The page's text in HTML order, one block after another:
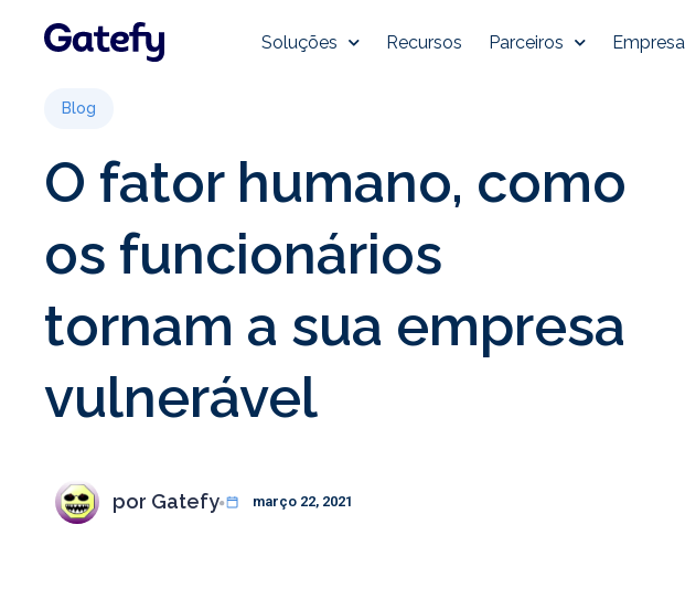
Soluções Recursos Parceiros Empresa
Blog
O fator humano, como
os funcionários
tornam a sua empresa
vulnerável
por Gatefy março 22, 2021